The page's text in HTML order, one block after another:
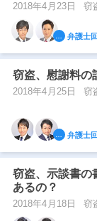
2018年4月23日 窃
弁護士
窃盗、慰謝料の
2018年4月25日 窃
弁護士
窃盗、示談書の
あるの？
2018年4月18日 窃